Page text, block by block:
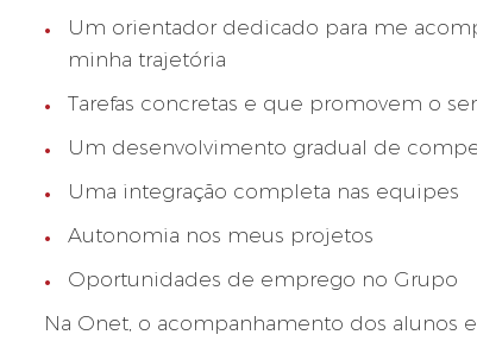
Um orientador dedicado para me
minha trajetória
Tarefas concretas e que promovem o
Um desenvolvimento gradual de
Uma integração completa nas equipes
Autonomia nos meus projetos
Oportunidades de emprego no Grupo
Na Onet, o acompanhamento dos alunos